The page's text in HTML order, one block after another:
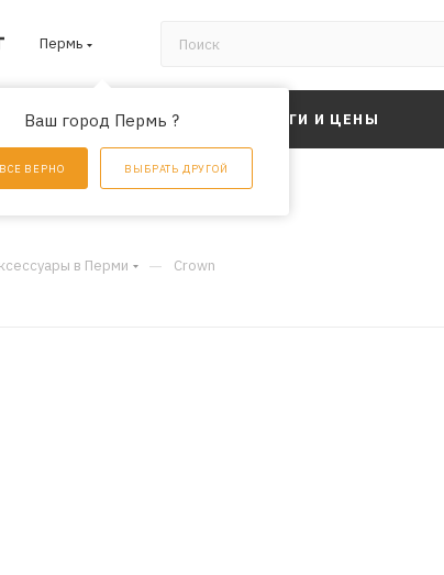
Пермь
Ваш город Пермь ?
ВЕРНО ВЫБРАТЬ ДРУГОЙ
АКЦИИ УСЛУГИ И ЦЕНЫ
в Перми — Crown